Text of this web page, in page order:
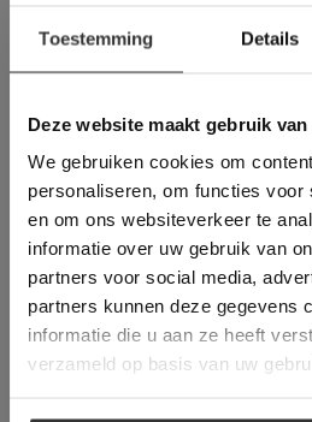
Toestemming Details
Deze website maakt gebruik
We gebruiken cookies om
personaliseren, om functies voor
en om ons websiteverkeer te
informatie over uw gebruik van
partners voor social media,
partners kunnen deze gegevens
informatie die u aan ze heeft
verzameld op basis van uw
Meer dan 500 m2
Deze website
gebruik van
This Cookie Banner was
longer working. Please
Deze website gebruikt
gebruikerservaring te
gebruik te maken van
toestemming voor
overeenstemming met ons
verder
ALLES
ALLES